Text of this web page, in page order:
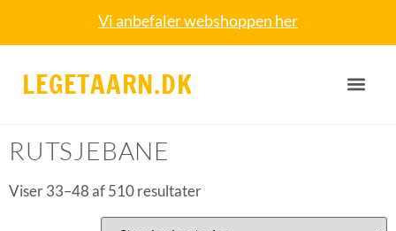
Vi anbefaler webshoppen her
LEGETAARN.DK
RUTSJEBANE
Viser 33–48 af 510 resultater